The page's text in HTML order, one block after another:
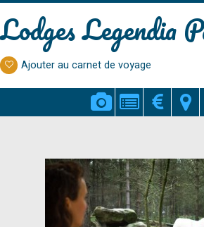
Lodges Legendia
Ajouter au carnet de voyage